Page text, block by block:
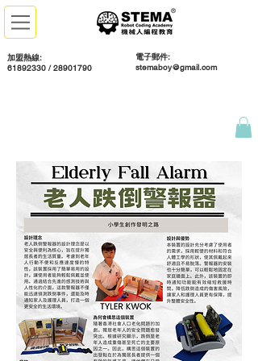
加盟熱線:
61892330 / 28901790
電子郵件:
stemaboy@gmail.com